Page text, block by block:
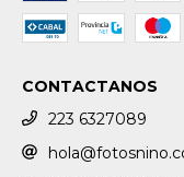
CONTACTANOS
223 6327089